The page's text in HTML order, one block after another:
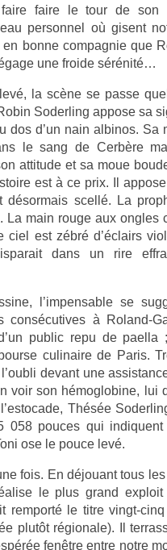
faire faire le tour de son
per­son­nel où gisent
bonne com­pag­nie que
une froide sérénité…
la scène se passe
Soderl­ing ap­pose sa
dos d’un nain al­binos. Sa
le sang de Cerbère
at­titude et sa moue
est à ce prix. Il
scellé. La
La main rouge aux ongles
ciel est zébré d’éclairs
dans un rire
l’im­pens­able se
con­sécutives à Roland-
pub­lic repu de pael­la
culinaire de Paris.
de­vant une
voir son hémog­lobine, lui
Thésée
058 pouces qui in­diquent
ose le pouce levé.
fois. En déjouant tous
le plus grand ex­ploit
re­mporté le titre vingt-
plutôt régionale). Il
fenêtre entre notre